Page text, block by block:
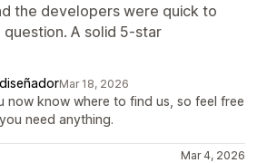
the developers were quick to
question. A solid 5-star
Mar 18, 2026
now know where to find us, so feel free
need anything.
Mar 4, 2026